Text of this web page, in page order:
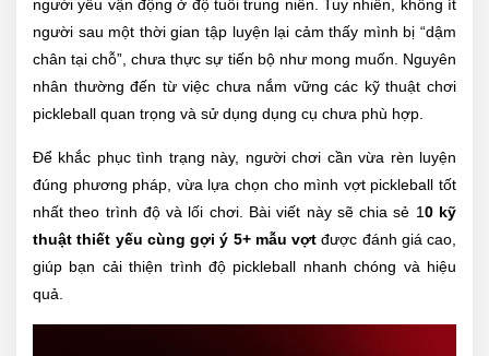
người yêu vận động ở độ tuổi trung niên. Tuy nhiên, không ít
người sau một thời gian tập luyện lại cảm thấy mình bị “dậm
chân tại chỗ”, chưa thực sự tiến bộ như mong muốn. Nguyên
nhân thường đến từ việc chưa nắm vững các kỹ thuật chơi
pickleball quan trọng và sử dụng dụng cụ chưa phù hợp.
Để khắc phục tình trạng này, người chơi cần vừa rèn luyện
đúng phương pháp, vừa lựa chọn cho mình vợt pickleball tốt
nhất theo trình độ và lối chơi. Bài viết này sẽ chia sẻ 10 kỹ
thuật thiết yếu cùng gợi ý 5+ mẫu vợt được đánh giá cao,
giúp bạn cải thiện trình độ pickleball nhanh chóng và hiệu
quả.